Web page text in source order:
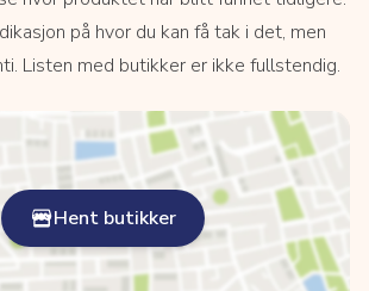
på hvor du kan få tak i det, men
Listen med butikker er ikke fullstendig.
Hent butikker